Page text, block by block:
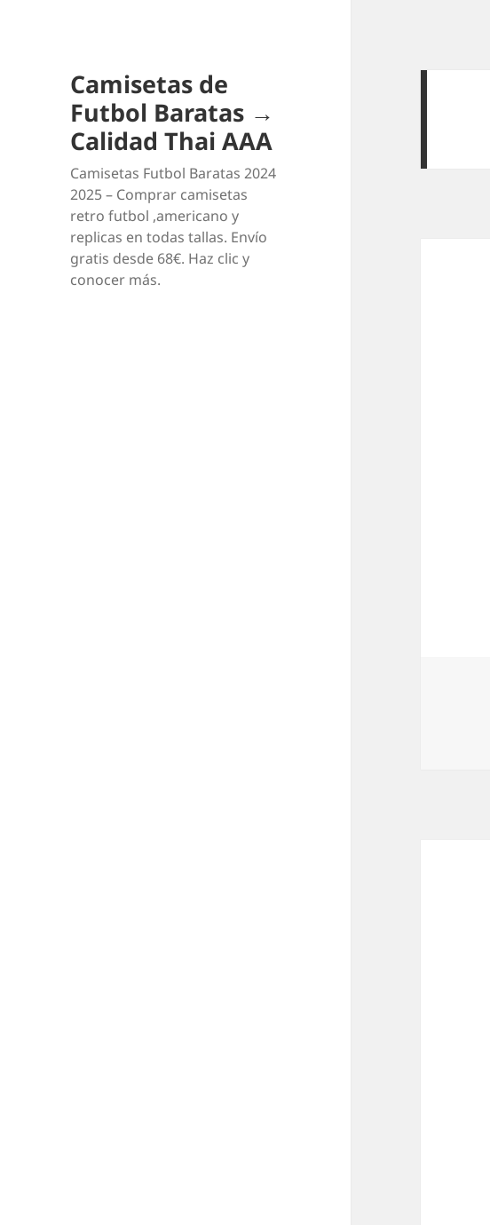
Camisetas de
Futbol Baratas →
Calidad Thai AAA
Camisetas Futbol Baratas 2024
2025 – Comprar camisetas
retro futbol ,americano y
replicas en todas tallas. Envío
gratis desde 68€. Haz clic y
conocer más.